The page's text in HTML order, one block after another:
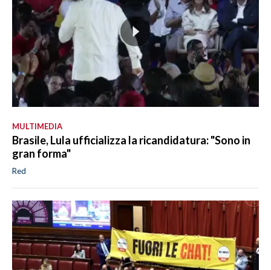
MULTIMEDIA
Brasile, Lula ufficializza la ricandidatura: "Sono in
gran forma"
Red